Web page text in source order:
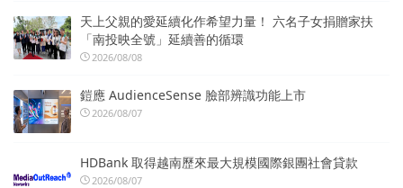
天上父親的愛延續化作希望力量！ 六名子女捐贈家扶
「南投映全號」延續善的循環
2026/08/08
鎧應 AudienceSense 臉部辨識功能上市
2026/08/07
HDBank 取得越南歷來最大規模國際銀團社會貸款
2026/08/07